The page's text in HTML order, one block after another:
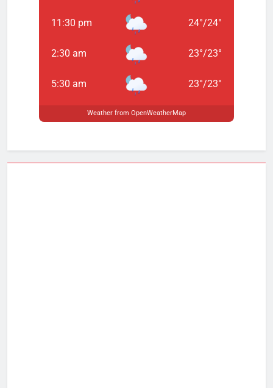
11:30 pm 24°/24°
2:30 am 23°/23°
5:30 am 23°/23°
Weather from OpenWeatherMap